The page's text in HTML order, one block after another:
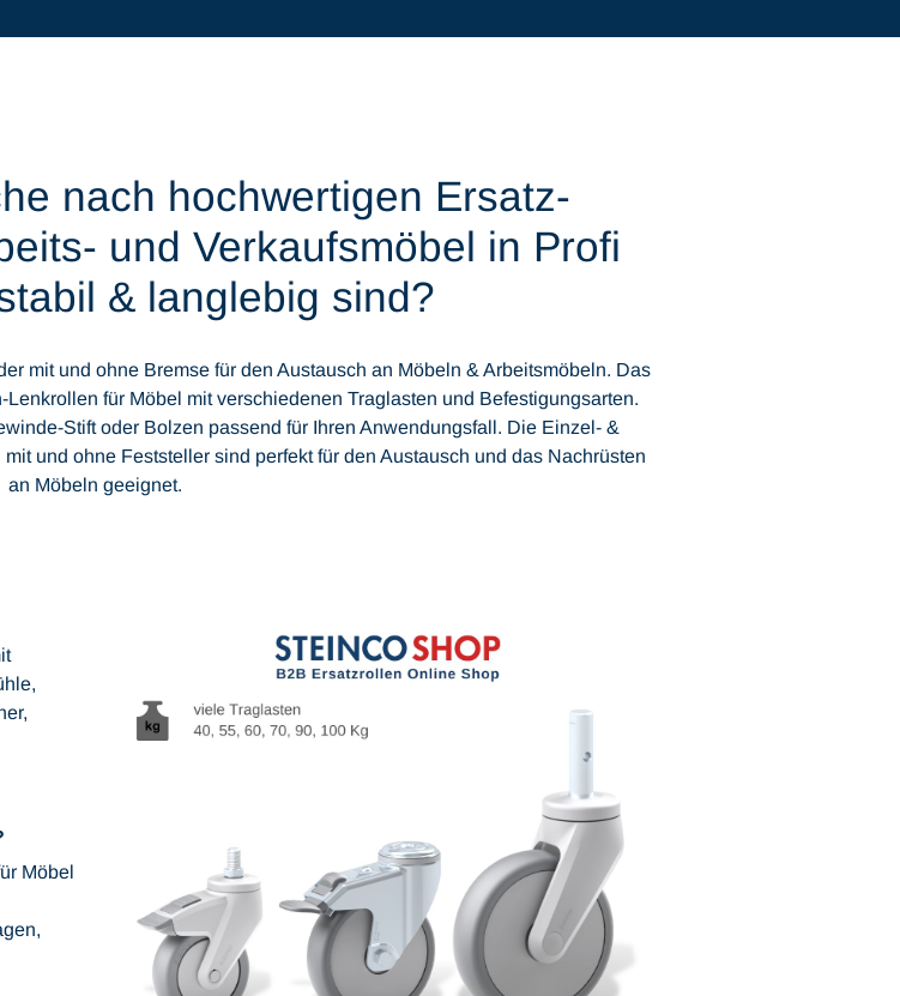
nach hochwertigen Ersatz-
und Verkaufsmöbel in Profi
& langlebig sind?
mit und ohne Bremse für den Austausch an Möbeln & Arbeitsmöbeln. Das
für Möbel mit verschiedenen Traglasten und Befestigungsarten.
Stift oder Bolzen passend für Ihren Anwendungsfall. Die Einzel- &
und ohne Feststeller sind perfekt für den Austausch und das Nachrüsten
an Möbeln geeignet.
Möbel